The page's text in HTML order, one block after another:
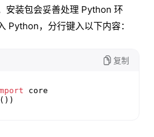
安装包会妥善处理 Python 环
Python，分行键入以下内容：
复制